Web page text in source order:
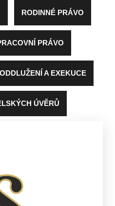
RODINNÉ PRÁVO
PRÁVO
ODDLUŽENÍ A EXEKUCE
ÚVĚRŮ